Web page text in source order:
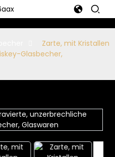
Zarte, mit Kristallen
Glasbecher,